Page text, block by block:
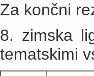
Za končni
8. zimska
tematskimi